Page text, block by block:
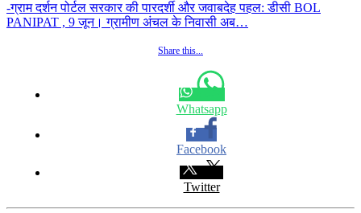
-ग्राम दर्शन पोर्टल सरकार की पारदर्शी और जवाबदेह पहल: डीसी BOL
PANIPAT , 9 जून। ग्रामीण अंचल के निवासी अब…
Share this...
Whatsapp
Facebook
Twitter